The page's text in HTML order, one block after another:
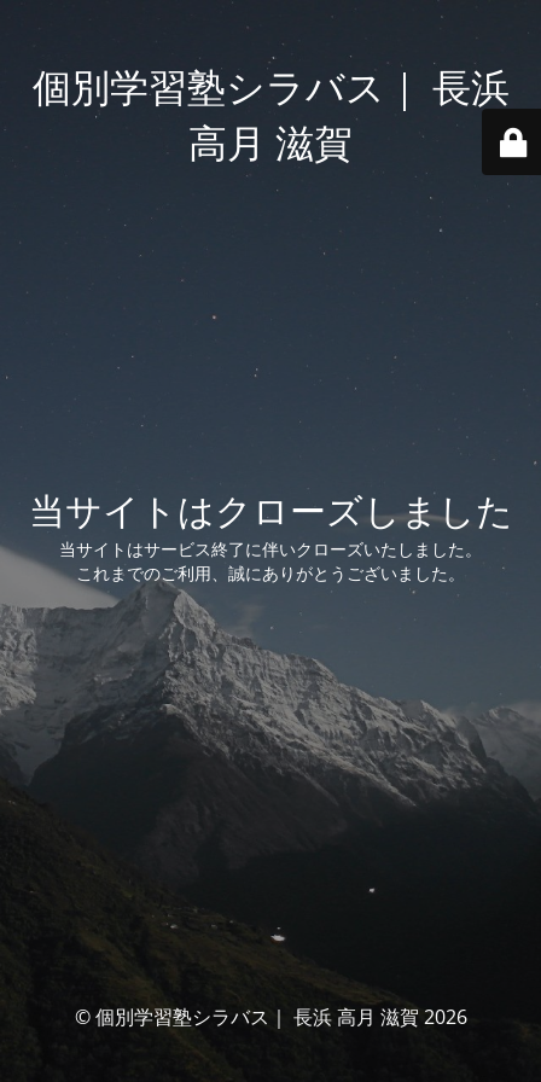
個別学習塾シラバス｜ 長浜
高月 滋賀
当サイトはクローズしました
当サイトはサービス終了に伴いクローズいたしました。
これまでのご利用、誠にありがとうございました。
© 個別学習塾シラバス｜ 長浜 高月 滋賀 2026